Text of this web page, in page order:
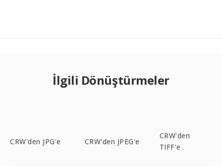
İlgili Dönüştürmeler
CRW'den JPG'e CRW'den JPEG'e
CRW'den
TIFF'e